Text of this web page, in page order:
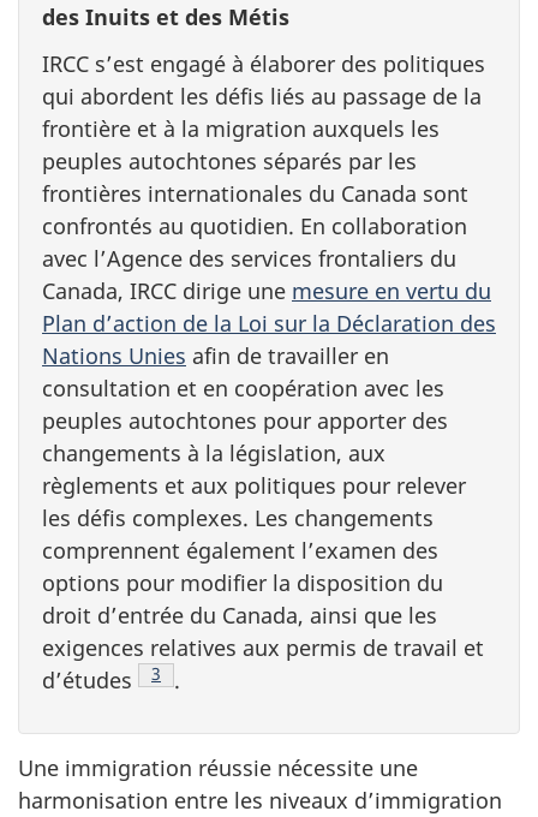
des Inuits et des Métis
IRCC s’est engagé à élaborer des politiques
qui abordent les défis liés au passage de la
frontière et à la migration auxquels les
peuples autochtones séparés par les
frontières internationales du Canada sont
confrontés au quotidien. En collaboration
avec l’Agence des services frontaliers du
Canada, IRCC dirige une mesure en vertu du
Plan d’action de la Loi sur la Déclaration des
Nations Unies afin de travailler en
consultation et en coopération avec les
peuples autochtones pour apporter des
changements à la législation, aux
règlements et aux politiques pour relever
les défis complexes. Les changements
comprennent également l’examen des
options pour modifier la disposition du
droit d’entrée du Canada, ainsi que les
exigences relatives aux permis de travail et
d’études
Note de bas de page
3 .
Une immigration réussie nécessite une
harmonisation entre les niveaux d’immigration